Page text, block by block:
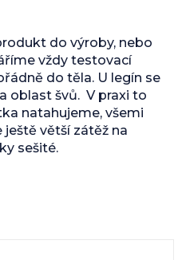
do výroby, nebo
vždy testovací
do těla. U legín se
oblast švů. V praxi to
natahujeme, všemi
větší zátěž na
sešité.